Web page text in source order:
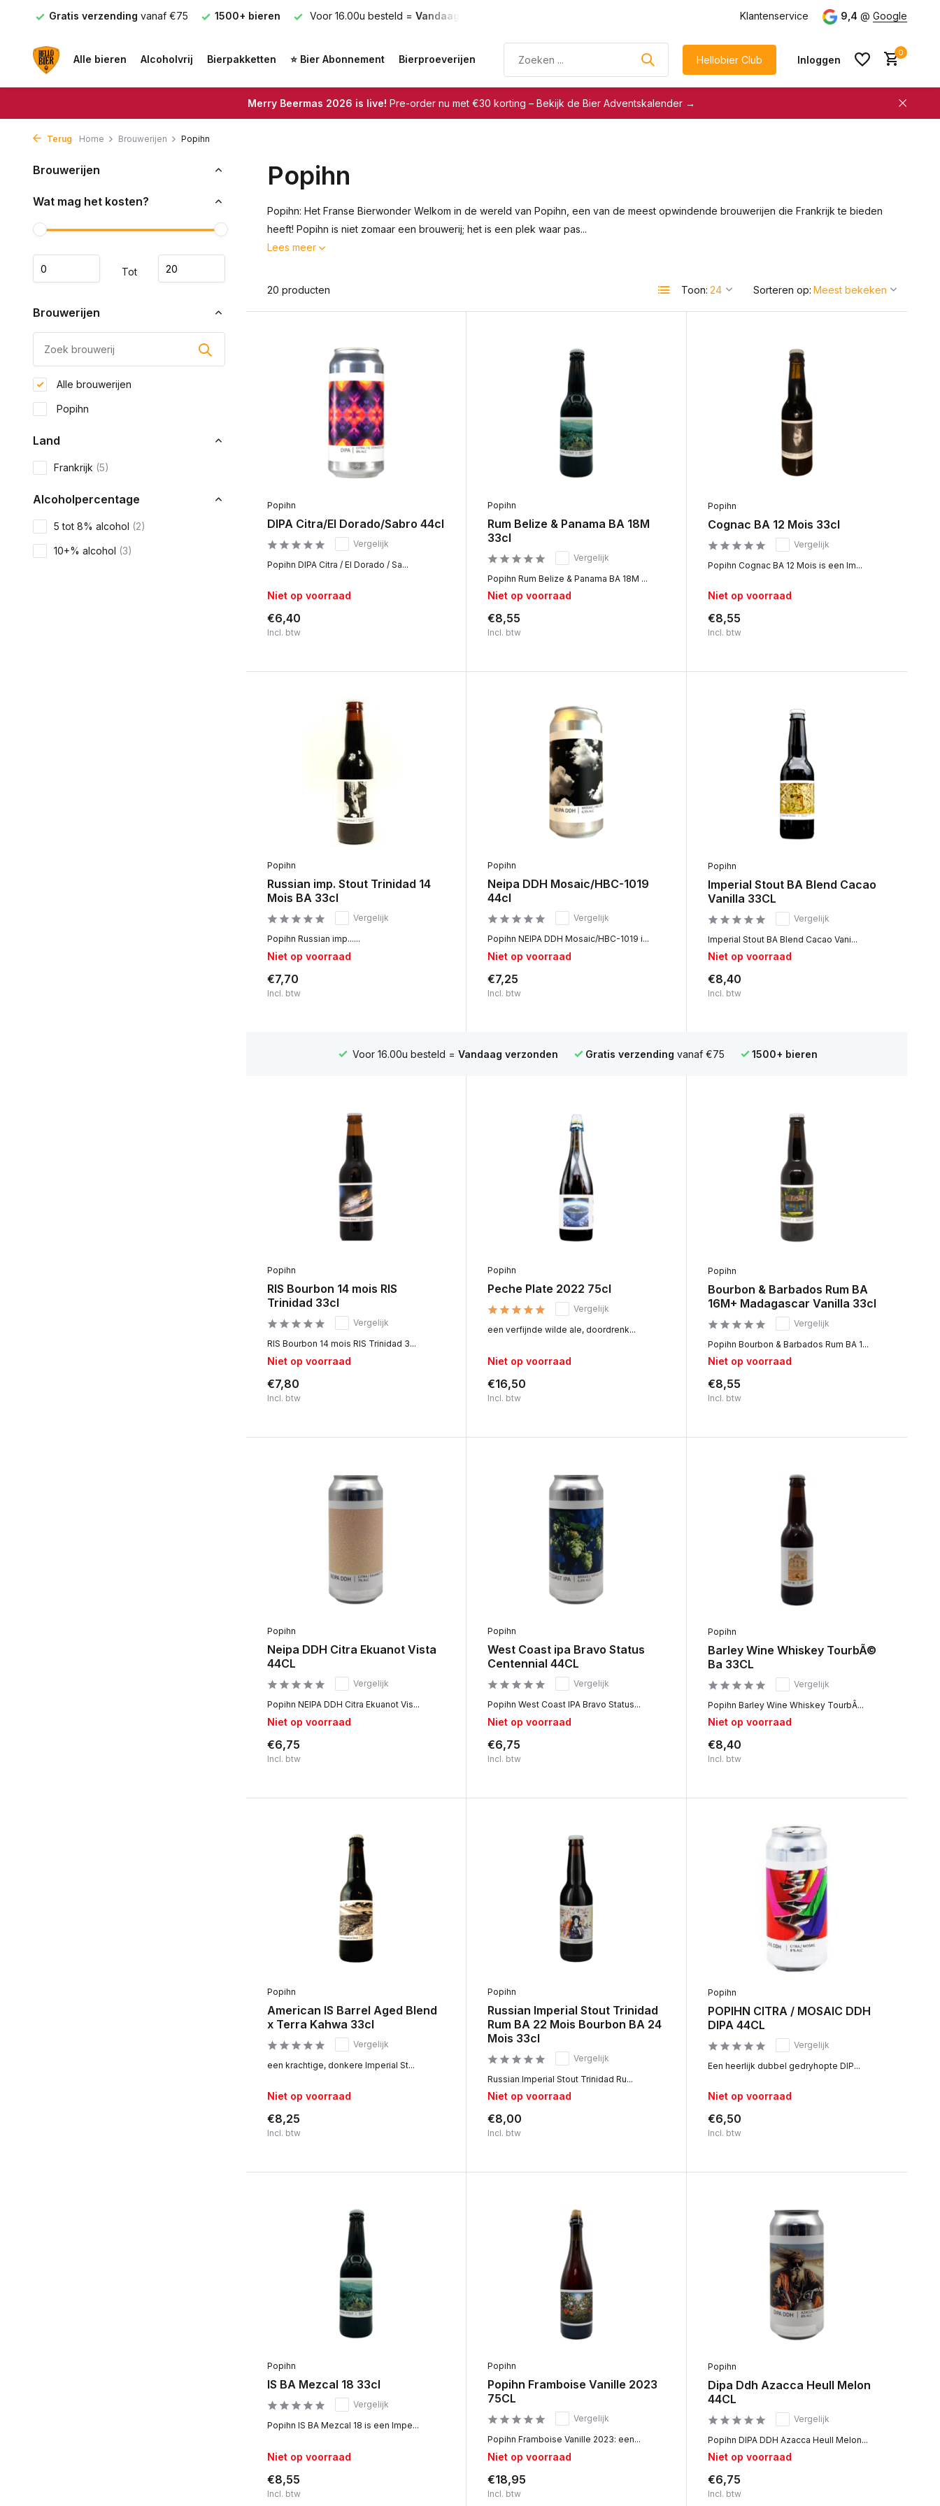
1500+ bieren Voor 16.00u besteld =Vandaag verzonden Gratis verzending Klantenservice 9,4 @ Google
Alle bieren Alcoholvrij Bierpakketten ⭐ Bier Abonnement Bierproeverijen Hellobier Club Inloggen
korting
korting
0
Merry Beermas 2026 is live! Pre-order nu met €30 korting – Bekijk de Bier Adventskalender →
Terug Home Brouwerijen Popihn
Brouwerijen
Wat mag het kosten?
Tot
Brouwerijen
Alle brouwerijen
Popihn
Land
Frankrijk (5)
Alcoholpercentage
5 tot 8% alcohol (2)
10+% alcohol (3)
Popihn
Popihn: Het Franse Bierwonder Welkom in de wereld van Popihn, een van de meest opwindende brouwerijen die Frankrijk te bieden
heeft! Popihn is niet zomaar een brouwerij; het is een plek waar pas...
Lees meer
20 producten Toon: Sorteren op:
Popihn
DIPA Citra/El Dorado/Sabro 44cl
Vergelijk
Popihn DIPA Citra / El Dorado / Sa...
Niet op voorraad
€6,40
Incl. btw
Popihn
Rum Belize & Panama BA 18M
33cl
Vergelijk
Popihn Rum Belize & Panama BA 18M ...
Niet op voorraad
€8,55
Incl. btw
Popihn
Cognac BA 12 Mois 33cl
Vergelijk
Popihn Cognac BA 12 Mois is een Im...
Niet op voorraad
€8,55
Incl. btw
Popihn
Russian imp. Stout Trinidad 14
Mois BA 33cl
Vergelijk
Popihn Russian imp......
Niet op voorraad
€7,70
Incl. btw
Popihn
Neipa DDH Mosaic/HBC-1019
44cl
Vergelijk
Popihn NEIPA DDH Mosaic/HBC-1019 i...
Niet op voorraad
€7,25
Incl. btw
Popihn
Imperial Stout BA Blend Cacao
Vanilla 33CL
Vergelijk
Imperial Stout BA Blend Cacao Vani...
Niet op voorraad
€8,40
Incl. btw
Voor 16.00u besteld = Vandaag verzonden Gratis verzending vanaf €75 1500+ bieren
Popihn
RIS Bourbon 14 mois RIS
Trinidad 33cl
Vergelijk
RIS Bourbon 14 mois RIS Trinidad 3...
Niet op voorraad
€7,80
Incl. btw
Popihn
Peche Plate 2022 75cl
Vergelijk
een verfijnde wilde ale, doordrenk...
Niet op voorraad
€16,50
Incl. btw
Popihn
Bourbon & Barbados Rum BA
16M+ Madagascar Vanilla 33cl
Vergelijk
Popihn Bourbon & Barbados Rum BA 1...
Niet op voorraad
€8,55
Incl. btw
Popihn
Neipa DDH Citra Ekuanot Vista
44CL
Vergelijk
Popihn NEIPA DDH Citra Ekuanot Vis...
Niet op voorraad
€6,75
Incl. btw
Popihn
West Coast ipa Bravo Status
Centennial 44CL
Vergelijk
Popihn West Coast IPA Bravo Status...
Niet op voorraad
€6,75
Incl. btw
Popihn
Barley Wine Whiskey TourbÃ©
Ba 33CL
Vergelijk
Popihn Barley Wine Whiskey TourbÃ...
Niet op voorraad
€8,40
Incl. btw
Popihn
American IS Barrel Aged Blend
x Terra Kahwa 33cl
Vergelijk
een krachtige, donkere Imperial St...
Niet op voorraad
€8,25
Incl. btw
Popihn
Russian Imperial Stout Trinidad
Rum BA 22 Mois Bourbon BA 24
Mois 33cl
Vergelijk
Russian Imperial Stout Trinidad Ru...
Niet op voorraad
€8,00
Incl. btw
Popihn
POPIHN CITRA / MOSAIC DDH
DIPA 44CL
Vergelijk
Een heerlijk dubbel gedryhopte DIP...
Niet op voorraad
€6,50
Incl. btw
Popihn
IS BA Mezcal 18 33cl
Vergelijk
Popihn IS BA Mezcal 18 is een Impe...
Niet op voorraad
€8,55
Incl. btw
Popihn
Popihn Framboise Vanille 2023
75CL
Vergelijk
Popihn Framboise Vanille 2023: een...
Niet op voorraad
€18,95
Incl. btw
Popihn
Dipa Ddh Azacca Heull Melon
44CL
Vergelijk
Popihn DIPA DDH Azacca Heull Melon...
Niet op voorraad
€6,75
Incl. btw